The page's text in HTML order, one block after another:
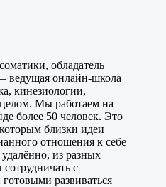
обладатель
ведущая онлайн-школа
кинезиологии,
Мы работаем на
более 50 человек. Это
близки идеи
отношения к себе
из разных
с
развиваться